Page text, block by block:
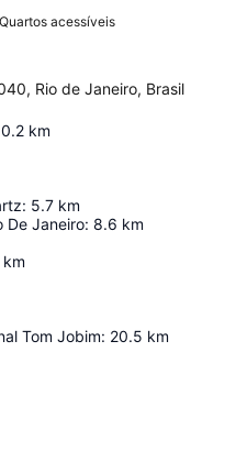
Quartos acessíveis
Rio de Janeiro, Brasil
0.2 km
: 5.7 km
De Janeiro: 8.6 km
km
Tom Jobim: 20.5 km